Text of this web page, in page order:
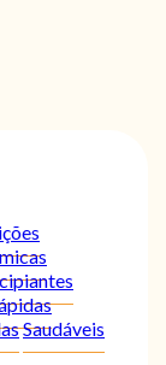
Saudáveis